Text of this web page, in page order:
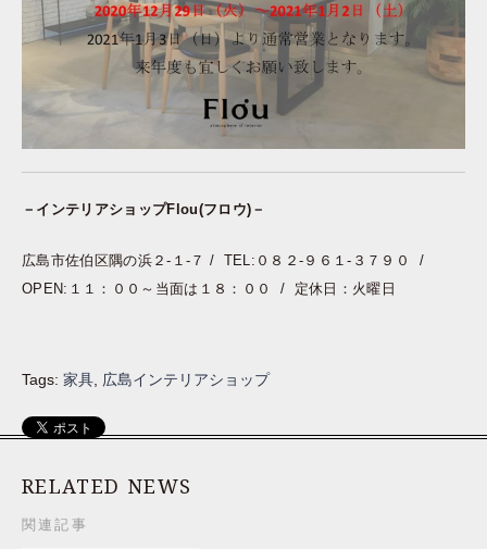
－インテリアショップFlou(フロウ)－
広島市佐伯区隅の浜２-１-７ / TEL:０８２-９６１-３７９０ /
OPEN:１１：００～当面は１８：００ / 定休日：火曜日
Tags: 家具 広島インテリアショップ
RELATED NEWS
関連記事